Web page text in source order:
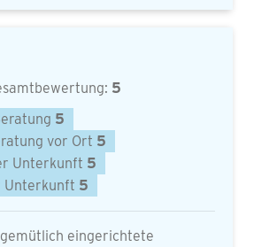
5
5
vor Ort 5
Unterkunft 5
Unterkunft 5
eingerichtete